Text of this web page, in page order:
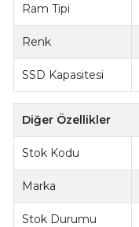
Ram Tipi
Renk
SSD Kapasitesi
Diğer Özellikler
Stok Kodu
Marka
Stok Durumu